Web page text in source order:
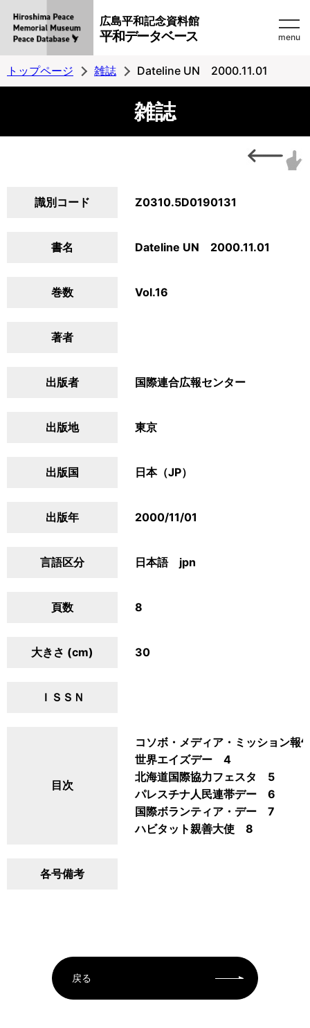
広島平和記念資料館
平和データベース menu
トップページ 雑誌 Dateline UN 2000.11.01
雑誌
識別コード Z0310.5D0190131
書名 Dateline UN 2000.11.01
巻数 Vol.16
著者
出版者 国際連合広報センター
出版地 東京
出版国 日本（JP）
出版年 2000/11/01
言語区分 日本語 jpn
頁数 8
大きさ (cm) 30
ＩＳＳＮ
目次
コソボ・メディア・ミッション
世界エイズデー 4
北海道国際協力フェスタ 5
パレスチナ人民連帯デー 6
国際ボランティア・デー 7
ハビタット親善大使 8
各号備考
戻る